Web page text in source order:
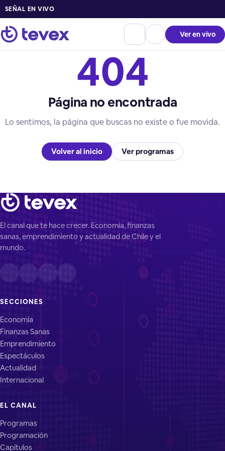
SEÑAL EN VIVO
Ver en vivo
404
Página no encontrada
Lo sentimos, la página que buscas no existe o fue movida.
Volver al inicio Ver programas
El canal que te hace crecer. Economía, finanzas
sanas, emprendimiento y actualidad de Chile y el
mundo.
SECCIONES
Economía
Finanzas Sanas
Emprendimiento
Espectáculos
Actualidad
Internacional
EL CANAL
Programas
Programación
Capítulos